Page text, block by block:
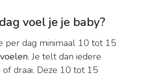
voel je je baby?
per dag minimaal 10 tot 15
voelen. Je telt dan iedere
of draai. Deze 10 tot 15